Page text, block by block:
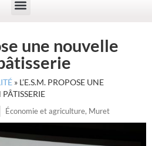
une nouvelle
» L’E.S.M. PROPOSE UNE
Économie et agriculture, Muret